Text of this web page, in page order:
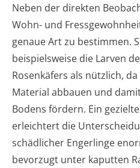
Neben der direkten
Wohn- und
genaue Art zu bestimmen.
beispielsweise die Larven
Rosenkäfers als nützlich,
Material abbauen und
Bodens fördern. Ein
erleichtert die
schädlicher Engerlinge
bevorzugt unter kaputten